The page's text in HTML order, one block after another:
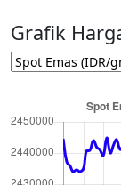
Grafik